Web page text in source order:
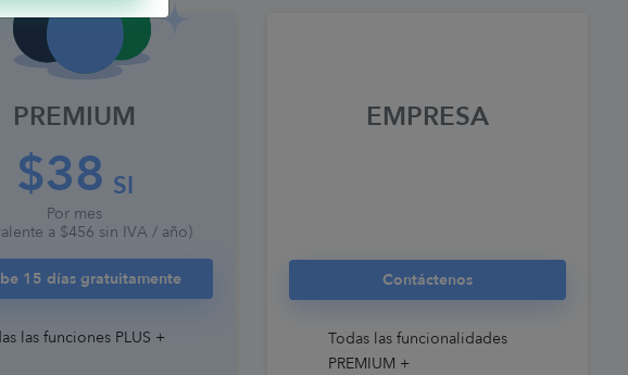
PREMIUM
$38 SI
Por mes
a $456 sin IVA / año)
15 días gratuitamente
las funciones PLUS +
EMPRESA
Contáctenos
Todas las funcionalidades
PREMIUM +